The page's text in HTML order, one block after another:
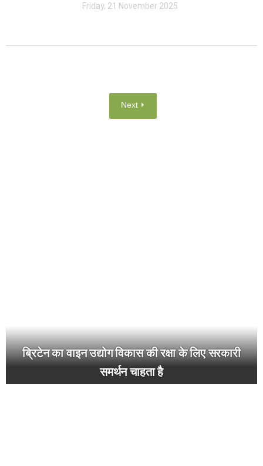
Friday, 21 November 2025
Next ⏵
ब्रिटेन का वाइन उद्योग विकास की रक्षा के लिए सरकारी
समर्थन चाहता है